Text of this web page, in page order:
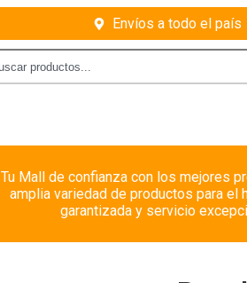
Envíos a todo el país
Tu Mall de confianza con los mejores
amplia variedad de productos para el
garantizada y servicio